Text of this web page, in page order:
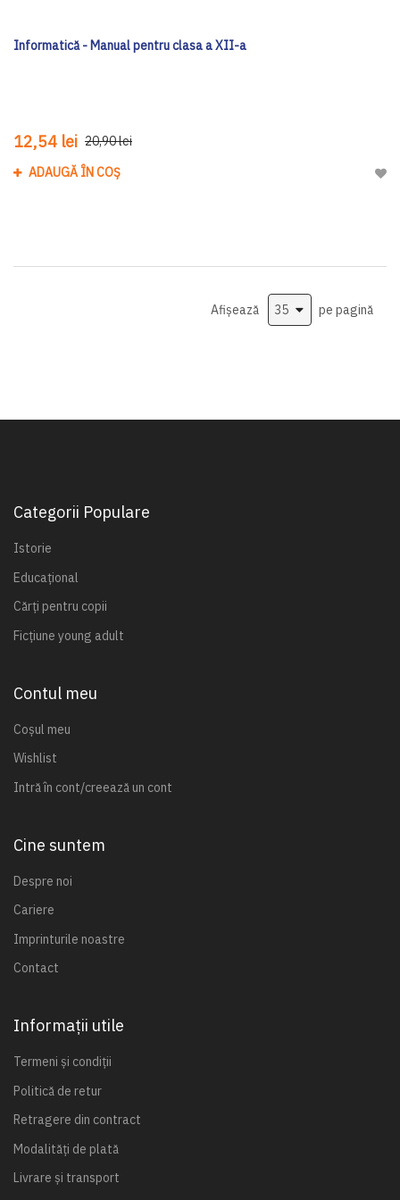
Informatică - Manual pentru clasa a XII-a
12,54 lei 20,90 lei
ADAUGĂ ÎN COȘ
Afișează pe pagină
Categorii Populare
Istorie
Educațional
Cărți pentru copii
Ficțiune young adult
Contul meu
Coșul meu
Wishlist
Intră în cont/creează un cont
Cine suntem
Despre noi
Cariere
Imprinturile noastre
Contact
Informații utile
Termeni și condiții
Politică de retur
Retragere din contract
Modalități de plată
Livrare și transport